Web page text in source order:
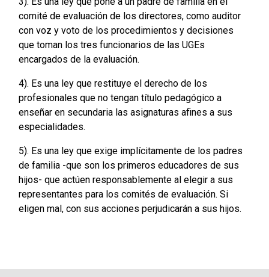
comité de evaluación de los directores, como auditor
con voz y voto de los procedimientos y decisiones
que toman los tres funcionarios de las UGEs
encargados de la evaluación.
4). Es una ley que restituye el derecho de los
profesionales que no tengan título pedagógico a
enseñar en secundaria las asignaturas afines a sus
especialidades.
5). Es una ley que exige implícitamente de los padres
de familia -que son los primeros educadores de sus
hijos- que actúen responsablemente al elegir a sus
representantes para los comités de evaluación. Si
eligen mal, con sus acciones perjudicarán a sus hijos.